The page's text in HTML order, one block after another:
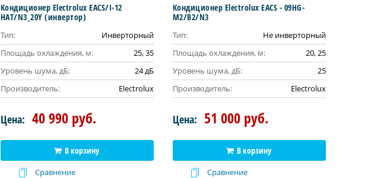
Кондиционер Electrolux EACS/I-12
HAT/N3_20Y (инвертор)
Тип:
Инверторный
Площадь охлаждения, м:
25, 35
Уровень шума, дБ:
24 дБ
Производитель:
Electrolux
Цена: 40 990 руб.
В корзину
Сравнение
Кондиционер Electrolux EACS - 09HG-
M2/B2/N3
Тип:
Не инверторный
Площадь охлаждения, м:
20, 25
Уровень шума, дБ:
25
Производитель:
Electrolux
Цена: 51 000 руб.
В корзину
Сравнение